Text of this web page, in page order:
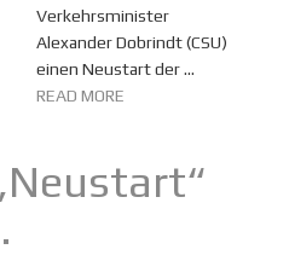
Verkehrsminister
Alexander Dobrindt (CSU)
einen Neustart der ...
READ MORE